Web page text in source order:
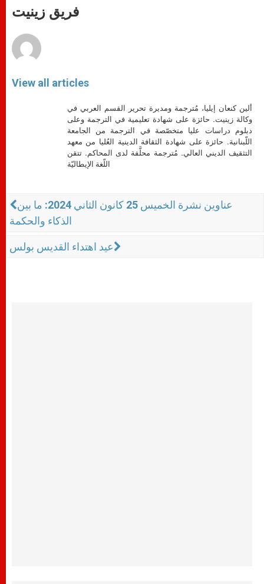
p
p
g
e
o
k
فريق زينيت
View all articles
ألين كنعان إيليا، مُترجمة ومديرة تحرير القسم العربي في
وكالة زينيت. حائزة على شهادة تعليمية في الترجمة وعلى
دبلوم دراسات عليا متخصّصة في الترجمة من الجامعة
اللّبنانية. حائزة على شهادة الثقافة الدينية العُليا من معهد
التثقيف الديني العالي. مُترجمة محلَّفة لدى المحاكم. تتقن
اللّغة الإيطاليّة
عناوين نشرة الخميس 25 كانون الثاني 2024: ما بين
الذكاء والحكمة
عيد اهتداء القديس بولس